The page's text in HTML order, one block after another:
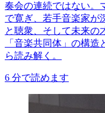
奏会の連続ではない。
で寛ぎ、若手音楽家が
と聴衆、そして未来の
「音楽共同体」の構
ら読み解く。
6 分で読めます